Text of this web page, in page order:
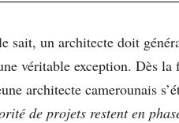
sait, un architecte doit
véritable exception. Dès
architecte camerounais
de projets restent en